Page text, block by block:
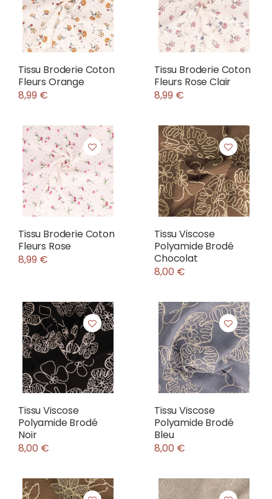
Tissu Broderie Coton
Fleurs Orange
8,99 €
Tissu Broderie Coton
Fleurs Rose Clair
8,99 €
Tissu Broderie Coton
Fleurs Rose
8,99 €
Tissu Viscose
Polyamide Brodé
Chocolat
8,00 €
Tissu Viscose
Polyamide Brodé
Noir
8,00 €
Tissu Viscose
Polyamide Brodé
Bleu
8,00 €